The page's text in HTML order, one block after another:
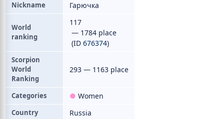
Nickname Гарючка
World
ranking
117
— 1784 place
(ID 676374)
Scorpion
World
Ranking
293 — 1163 place
Categories ● Women
Country Russia